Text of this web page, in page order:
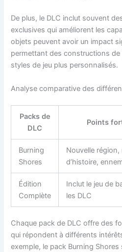
De plus, le DLC inclut souvent
exclusives qui améliorent les
objets peuvent avoir un impact
permettant des constructions
styles de jeu plus personnalisés.
Analyse comparative des
Packs de
DLC
Points
Burning
Shores
Nouvelle
d’histoire,
Édition
Complète
Inclut le jeu de
les DLC
Chaque pack de DLC offre des
qui répondent à différents
exemple, le pack Burning